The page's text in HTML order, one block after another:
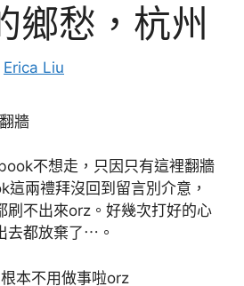
鄉愁，杭州
Erica Liu
牆
不想走，只因只有這裡翻牆
兩禮拜沒回到留言別介意，
刷不出來orz。好幾次打好的心
去都放棄了⋯。
本不用做事啦orz